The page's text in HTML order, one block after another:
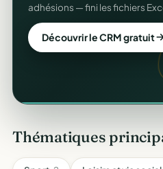
adhésions — fini les fichiers
Découvrir le CRM gratuit
Thématiques